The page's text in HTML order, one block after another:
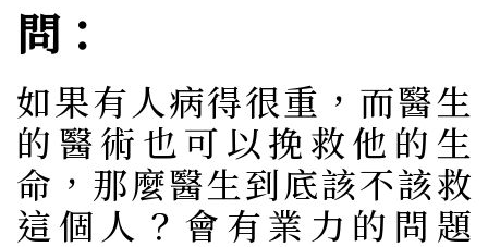
問：
如果有人病得很重，而醫生
的醫術也可以挽救他的生
命，那麼醫生到底該不該救
這個人？會有業力的問題